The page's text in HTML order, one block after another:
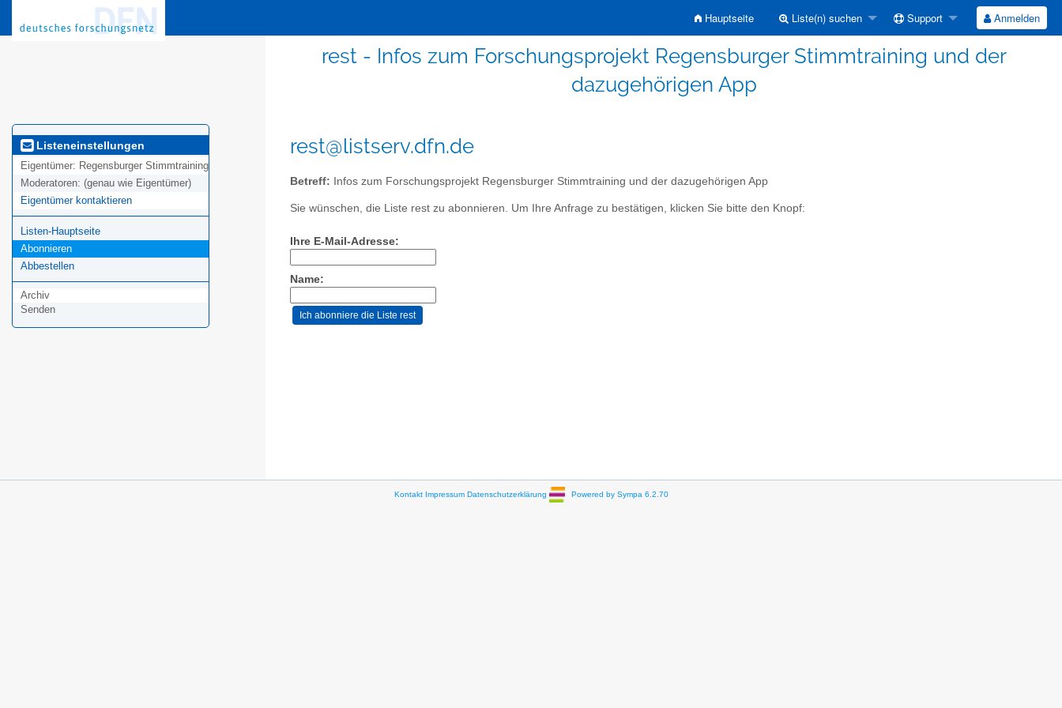
Hauptseite Liste(n) suchen Support Anmelden
rest - Infos zum Forschungsprojekt Regensburger Stimmtraining und der
dazugehörigen App
Listeneinstellungen
Eigentümer: Regensburger Stimmtraining
Moderatoren: (genau wie Eigentümer)
Eigentümer kontaktieren
Listen-Hauptseite
Abonnieren
Abbestellen
Archiv
Senden
rest@listserv.dfn.de
Betreff: Infos zum Forschungsprojekt Regensburger Stimmtraining und der dazugehörigen App
Sie wünschen, die Liste rest zu abonnieren. Um Ihre Anfrage zu bestätigen, klicken Sie bitte den Knopf:
Ihre E-Mail-Adresse:
Name:
Kontakt Impressum Datenschutzerklärung Powered by Sympa 6.2.70